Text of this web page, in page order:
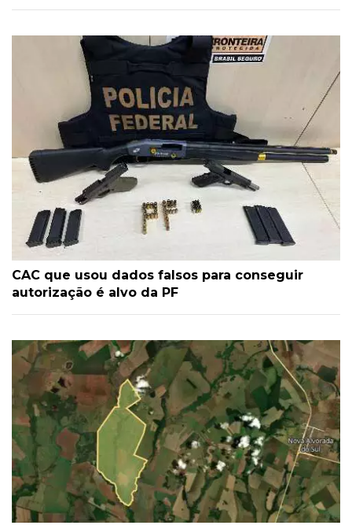
CAC que usou dados falsos para conseguir
autorização é alvo da PF